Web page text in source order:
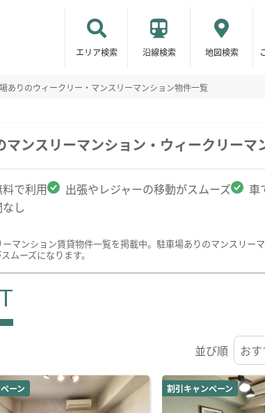
エリア検索 沿線検索 地図検索
ありのウィークリー・マンスリーマンション物件一覧
ンスリーマンション・ウィークリーマ
で利用 出張やレジャーの移動がスムーズ 車
し
マンション賃貸物件一覧を掲載中。駐車場ありのマンスリ
ムーズになります。
並び順
ーン 割引キャンペーン